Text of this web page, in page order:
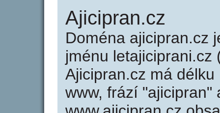
Ajicipran.cz
Doména ajicipran.cz
jménu letajiciprani.cz
Ajicipran.cz má
www, frází "ajicipran"